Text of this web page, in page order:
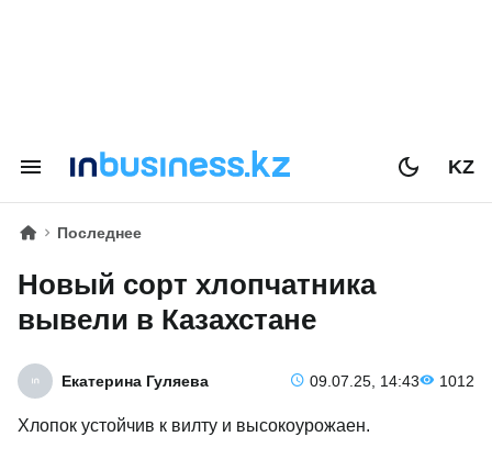
KZ
Последнее
Новый сорт хлопчатника
вывели в Казахстане
Екатерина Гуляева 09.07.25, 14:43 1012
Хлопок устойчив к вилту и высокоурожаен.